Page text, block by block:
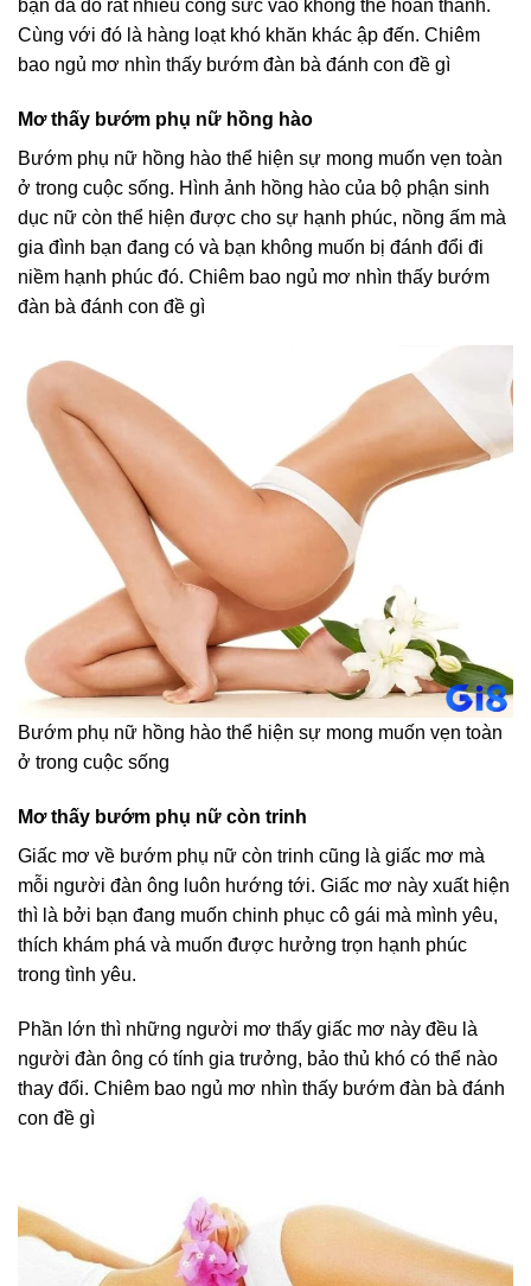
bạn đã đổ rất nhiều công sức vào không thể hoàn thành.
Cùng với đó là hàng loạt khó khăn khác ập đến. Chiêm
bao ngủ mơ nhìn thấy bướm đàn bà đánh con đề gì
Mơ thấy bướm phụ nữ hồng hào
Bướm phụ nữ hồng hào thể hiện sự mong muốn vẹn toàn
ở trong cuộc sống. Hình ảnh hồng hào của bộ phận sinh
dục nữ còn thể hiện được cho sự hạnh phúc, nồng ấm mà
gia đình bạn đang có và bạn không muốn bị đánh đổi đi
niềm hạnh phúc đó. Chiêm bao ngủ mơ nhìn thấy bướm
đàn bà đánh con đề gì
Bướm phụ nữ hồng hào thể hiện sự mong muốn vẹn toàn
ở trong cuộc sống
Mơ thấy bướm phụ nữ còn trinh
Giấc mơ về bướm phụ nữ còn trinh cũng là giấc mơ mà
mỗi người đàn ông luôn hướng tới. Giấc mơ này xuất hiện
thì là bởi bạn đang muốn chinh phục cô gái mà mình yêu,
thích khám phá và muốn được hưởng trọn hạnh phúc
trong tình yêu.
Phần lớn thì những người mơ thấy giấc mơ này đều là
người đàn ông có tính gia trưởng, bảo thủ khó có thể nào
thay đổi. Chiêm bao ngủ mơ nhìn thấy bướm đàn bà đánh
con đề gì